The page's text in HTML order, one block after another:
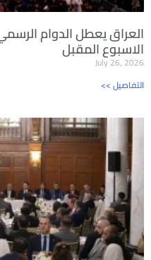
العراق يعطل الدوام
الاسبوع المقبل
July 26, 2026
<< التفاصيل